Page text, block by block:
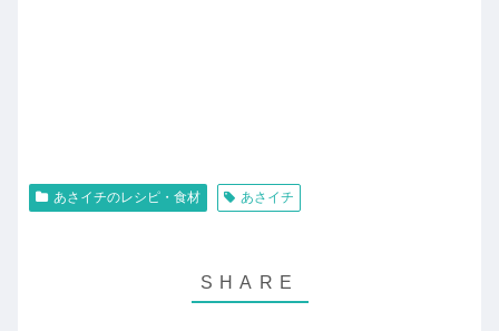
あさイチのレシピ・食材 あさイチ